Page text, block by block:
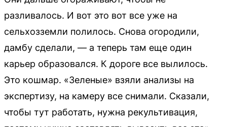
разливалось. И вот это вот все уже на
сельхозземли полилось. Снова огородили,
дамбу сделали, — а теперь там еще один
карьер образовался. К дороге все вылилось.
Это кошмар. «Зеленые» взяли анализы на
экспертизу, на камеру все снимали. Сказали,
чтобы тут работать, нужна рекультивация,